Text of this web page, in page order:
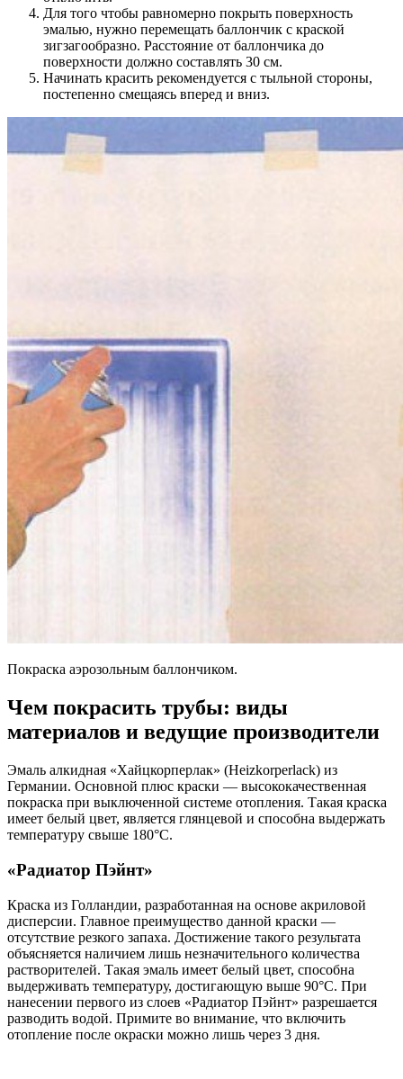
Для того чтобы равномерно покрыть поверхность
эмалью, нужно перемещать баллончик с краской
зигзагообразно. Расстояние от баллончика до
поверхности должно составлять 30 см.
Начинать красить рекомендуется с тыльной стороны,
постепенно смещаясь вперед и вниз.
Покраска аэрозольным баллончиком.
Чем покрасить трубы: виды
материалов и ведущие производители
Эмаль алкидная «Хайцкорперлак» (Heizkorperlack) из
Германии. Основной плюс краски — высококачественная
покраска при выключенной системе отопления. Такая краска
имеет белый цвет, является глянцевой и способна выдержать
температуру свыше 180°С.
«Радиатор Пэйнт»
Краска из Голландии, разработанная на основе акриловой
дисперсии. Главное преимущество данной краски —
отсутствие резкого запаха. Достижение такого результата
объясняется наличием лишь незначительного количества
растворителей. Такая эмаль имеет белый цвет, способна
выдерживать температуру, достигающую выше 90°С. При
нанесении первого из слоев «Радиатор Пэйнт» разрешается
разводить водой. Примите во внимание, что включить
отопление после окраски можно лишь через 3 дня.